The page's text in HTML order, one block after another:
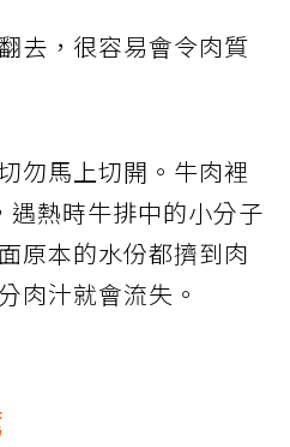
去，很容易會令肉質
勿馬上切開。牛肉裡
熱時牛排中的小分子
原本的水份都擠到肉
肉汁就會流失。